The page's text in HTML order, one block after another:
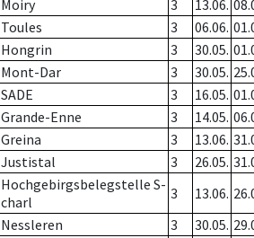
Moiry 3 13.06.
Toules 3 06.06.
Hongrin 3 30.05.
Mont-Dar 3 30.05.
SADE 3 16.05.
Grande-Enne 3 14.05.
Greina 3 13.06.
Justistal 3 26.05.
Hochgebirgsbelegstelle S-
charl
3 13.06.
Nessleren 3 30.05.